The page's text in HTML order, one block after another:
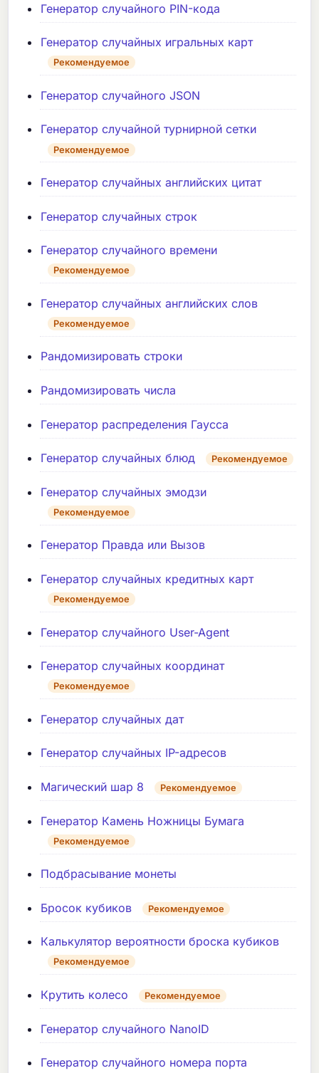
Генератор случайного PIN-кода
Генератор случайных игральных карт
Рекомендуемое
Генератор случайного JSON
Генератор случайной турнирной сетки
Рекомендуемое
Генератор случайных английских цитат
Генератор случайных строк
Генератор случайного времени
Рекомендуемое
Генератор случайных английских слов
Рекомендуемое
Рандомизировать строки
Рандомизировать числа
Генератор распределения Гаусса
Генератор случайных блюд Рекомендуемое
Генератор случайных эмодзи
Рекомендуемое
Генератор Правда или Вызов
Генератор случайных кредитных карт
Рекомендуемое
Генератор случайного User-Agent
Генератор случайных координат
Рекомендуемое
Генератор случайных дат
Генератор случайных IP-адресов
Магический шар 8 Рекомендуемое
Генератор Камень Ножницы Бумага
Рекомендуемое
Подбрасывание монеты
Бросок кубиков Рекомендуемое
Калькулятор вероятности броска кубиков
Рекомендуемое
Крутить колесо Рекомендуемое
Генератор случайного NanoID
Генератор случайного номера порта